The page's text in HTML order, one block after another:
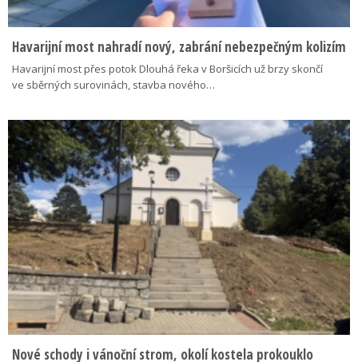
Havarijní most nahradí nový, zabrání nebezpečným kolizím
Havarijní most přes potok Dlouhá řeka v Boršicích už brzy skončí
ve sběrných surovinách, stavba nového…
Nové schody i vánoční strom, okolí kostela prokouklo